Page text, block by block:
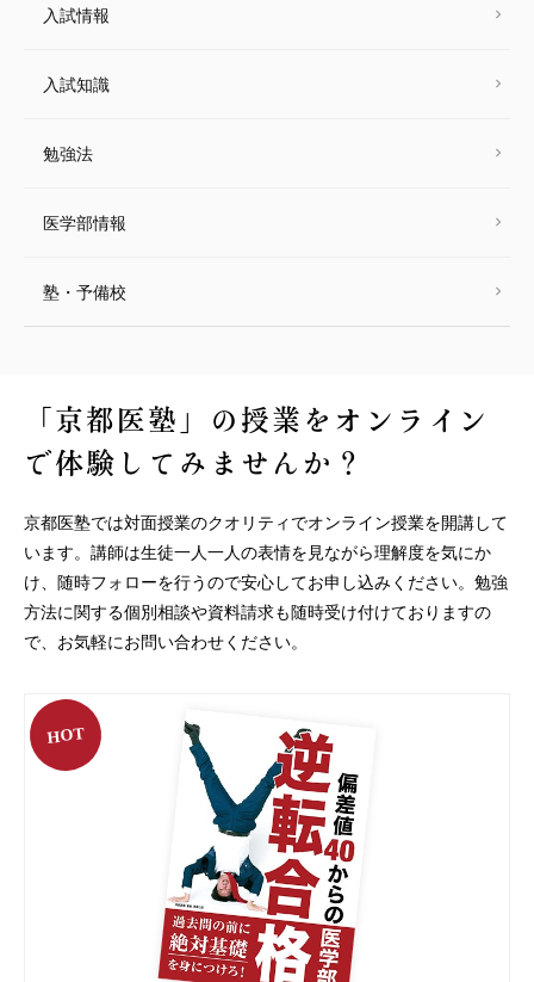
入試情報
入試知識
勉強法
医学部情報
塾・予備校
「京都医塾」の授業を オンライン
で体験してみませんか？
京都医塾では対面授業のクオリティでオンライン授業を開講して
います。 講師は生徒一人一人の表情を見ながら理解度を気にか
け、随時フォローを行うので安心してお申し込みください。 勉強
方法に関する個別相談や資料請求も随時受け付けておりますの
で、お気軽にお問い合わせください。
HOT